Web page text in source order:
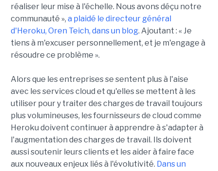
réaliser leur mise à l'échelle. Nous avons déçu notre
communauté », a plaidé le directeur général
d'Heroku, Oren Teich, dans un blog. Ajoutant : « Je
tiens à m'excuser personnellement, et je m'engage à
résoudre ce problème ».
Alors que les entreprises se sentent plus à l'aise
avec les services cloud et qu'elles se mettent à les
utiliser pour y traiter des charges de travail toujours
plus volumineuses, les fournisseurs de cloud comme
Heroku doivent continuer à apprendre à s'adapter à
l'augmentation des charges de travail. Ils doivent
aussi soutenir leurs clients et les aider à faire face
aux nouveaux enjeux liés à l'évolutivité. Dans un